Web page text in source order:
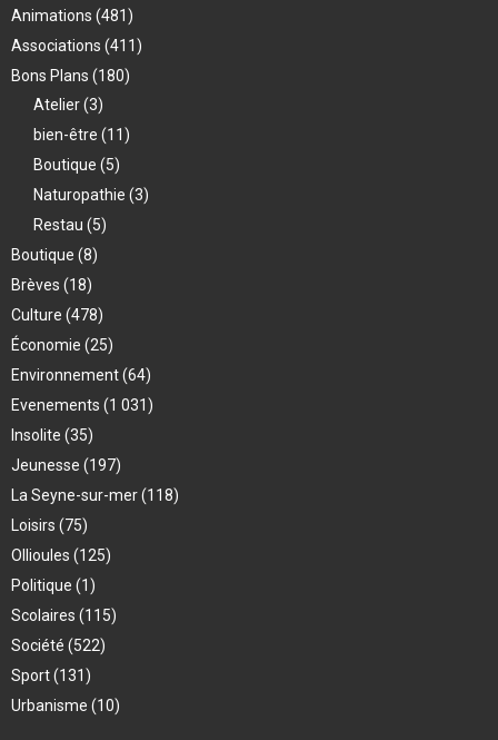
Animations (481)
Associations (411)
Bons Plans (180)
Atelier(3)
bien-être (11)
Boutique (5)
Naturopathie (3)
Restau (5)
Boutique (8)
Brèves (18)
Culture (478)
Économie (25)
Environnement(64)
Evenements (1 031)
Insolite (35)
Jeunesse (197)
La Seyne-sur-mer(118)
Loisirs (75)
Ollioules (125)
Politique (1)
Scolaires (115)
Société (522)
Sport(131)
Urbanisme (10)